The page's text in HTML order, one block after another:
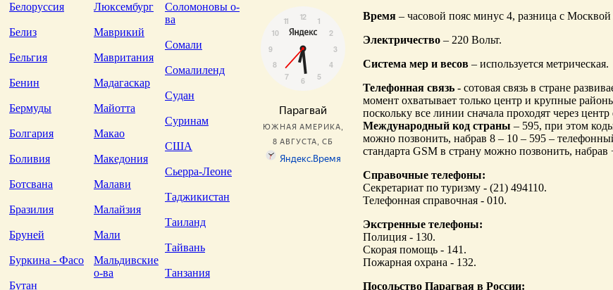
Белоруссия
Белиз
Бельгия
Бенин
Бермуды
Болгария
Боливия
Ботсвана
Бразилия
Бруней
Буркина - Фасо
Бутан
Люксембург
Маврикий
Мавритания
Мадагаскар
Майотта
Макао
Македония
Малави
Малайзия
Мали
Мальдивские
о-ва
Соломоновы о-
ва
Сомали
Сомалиленд
Судан
Суринам
США
Сьерра-Леоне
Таджикистан
Таиланд
Тайвань
Танзания
Время – часовой пояс минус 4, разница с Москвой
Электричество – 220 Вольт.
Система мер и весов – используется метрическая.
Телефонная связь - сотовая связь в стране
момент охватывает только центр и крупные
поскольку все линии сначала проходят через
Международный код страны – 595, при этом
можно позвонить, набрав 8 – 10 – 595 –
стандарта GSM в страну можно позвонить,
Справочные телефоны:
Секретариат по туризму - (21) 494110.
Телефонная справочная - 010.
Экстренные телефоны:
Полиция - 130.
Скорая помощь - 141.
Пожарная охрана - 132.
Посольство Парагвая в России: